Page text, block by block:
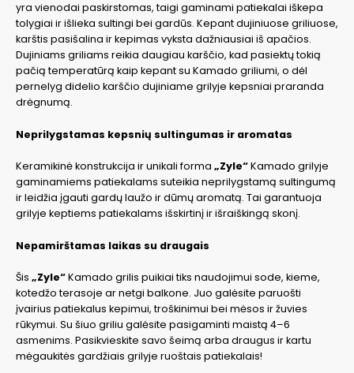
yra vienodai paskirstomas, taigi gaminami patiekalai iškepa
tolygiai ir išlieka sultingi bei gardūs. Kepant dujiniuose griliuose,
karštis pasišalina ir kepimas vyksta dažniausiai iš apačios.
Dujiniams griliams reikia daugiau karščio, kad pasiektų tokią
pačią temperatūrą kaip kepant su Kamado griliumi, o dėl
pernelyg didelio karščio dujiniame grilyje kepsniai praranda
drėgnumą.
Neprilygstamas kepsnių sultingumas ir aromatas
Keramikinė konstrukcija ir unikali forma „Zyle“Kamado grilyje
gaminamiems patiekalams suteikia neprilygstamą sultingumą
ir leidžia įgauti gardų laužo ir dūmų aromatą. Tai garantuoja
grilyje keptiems patiekalams išskirtinį ir išraiškingą skonį.
Nepamirštamas laikas su draugais
Šis „Zyle“Kamado grilis puikiai tiks naudojimui sode, kieme,
kotedžo terasoje ar netgi balkone. Juo galėsite paruošti
įvairius patiekalus kepimui, troškinimui bei mėsos ir žuvies
rūkymui. Su šiuo griliu galėsite pasigaminti maistą 4–6
asmenims. Pasikvieskite savo šeimą arba draugus ir kartu
mėgaukitės gardžiais grilyje ruoštais patiekalais!